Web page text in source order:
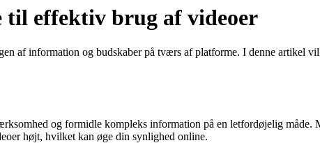
til effektiv brug af videoer
af information og budskaber på tværs af platforme. I denne artikel
og formidle kompleks information på en letfordøjelig
højt, hvilket kan øge din synlighed online.